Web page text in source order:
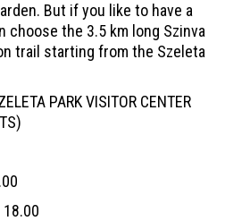
But if you like to have a
choose the 3.5 km long Szinva
trail starting from the Szeleta
PARK VISITOR CENTER